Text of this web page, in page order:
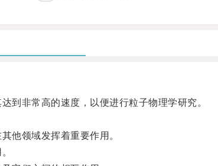
非常高的速度，以便进行粒子物理学研究。
他领域发挥着重要作用。